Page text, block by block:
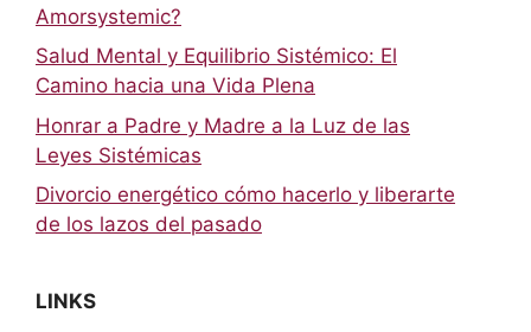
Amorsystemic?
Salud Mental y Equilibrio Sistémico: El
Camino hacia una Vida Plena
Honrar a Padre y Madre a la Luz de las
Leyes Sistémicas
Divorcio energético cómo hacerlo y liberarte
de los lazos del pasado
LINKS